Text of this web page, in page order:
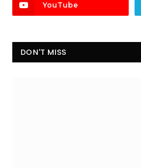
YouTube
DON'T MISS